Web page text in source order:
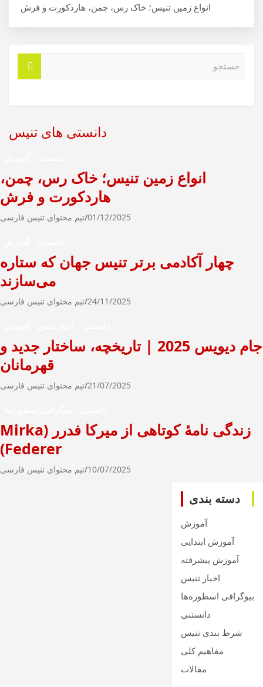
انواع زمین تنیس؛ خاک رس، چمن، هاردکورت و فرش
و
دانستی های تنیس
انواع زمین تنیس؛ خاک رس، چمن،
هاردکورت و فرش
01/12/2025 تیم محتوای تنیس فارسی
چهار آکادمی برتر تنیس جهان که ستاره
می‌سازند
24/11/2025 تیم محتوای تنیس فارسی
جام دیویس 2025 | تاریخچه، ساختار جدید و
قهرمانان
21/07/2025 تیم محتوای تنیس فارسی
زندگی نامۀ کوتاهی از میرکا فدرر (Mirka
Federer)
10/07/2025 تیم محتوای تنیس فارسی
دسته بندی
آموزش
آموزش ابتدایی
آموزش پیشرفته
اخبار تنیس
بیوگرافی اسطوره‌ها
دانستنی
شرط بندی تنیس
مفاهیم کلی
مقالات